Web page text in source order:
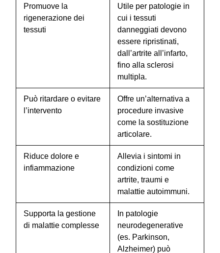
Promuove la
rigenerazione dei
tessuti
Utile per patologie in
cui i tessuti
danneggiati devono
essere ripristinati,
dall’artrite all’infarto,
fino alla sclerosi
multipla.
Può ritardare o evitare
l’intervento
Offre un’alternativa a
procedure invasive
come la sostituzione
articolare.
Riduce dolore e
infiammazione
Allevia i sintomi in
condizioni come
artrite, traumi e
malattie autoimmuni.
Supporta la gestione
di malattie complesse
In patologie
neurodegenerative
(es. Parkinson,
Alzheimer) può